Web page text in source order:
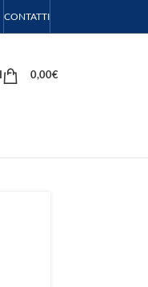
CONTATTI
0,00€